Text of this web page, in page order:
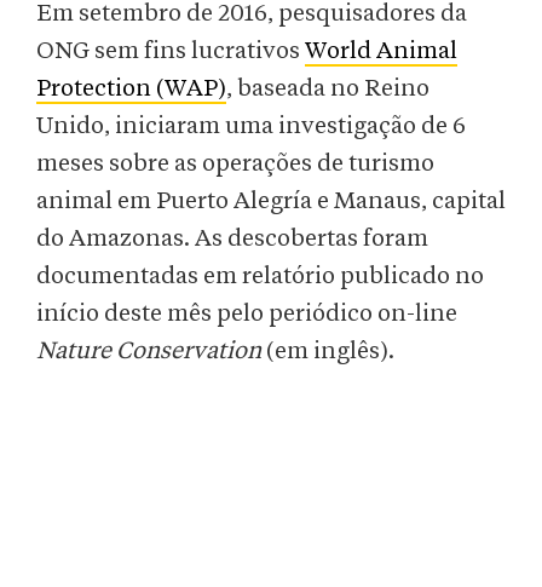
Em setembro de 2016, pesquisadores da
ONG sem fins lucrativos World Animal
Protection (WAP), baseada no Reino
Unido, iniciaram uma investigação de 6
meses sobre as operações de turismo
animal em Puerto Alegría e Manaus, capital
do Amazonas. As descobertas foram
documentadas em relatório publicado no
início deste mês pelo periódico on-line
Nature Conservation(em inglês).